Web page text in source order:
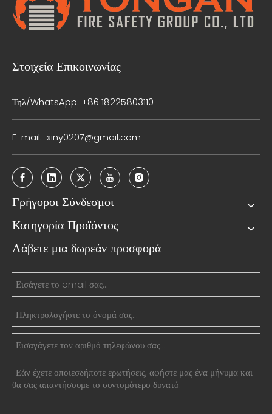
Στοιχεία Επικοινωνίας
Τηλ/WhatsApp: +86 18225803110
E-mail: xiny0207@gmail.com
Γρήγοροι Σύνδεσμοι
Κατηγορία Προϊόντος
Λάβετε μια δωρεάν προσφορά